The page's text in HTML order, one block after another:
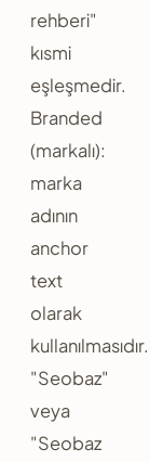
rehberi"
kısmi
eşleşmedir.
Branded
(markalı):
marka
adının
anchor
text
olarak
kullanılmasıdır.
"Seobaz"
veya
"Seobaz